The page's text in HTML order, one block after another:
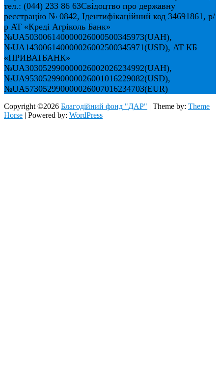
тел.: (044) 233 86 63Свідоцтво про державну
реєстрацію № 0842, Ідентифікаційний код 34691861, р/
р АТ «Креді Агріколь Банк»
№UA503006140000026000500345973(UAH),
№UA143006140000026002500345971(USD), АТ КБ
«ПРИВАТБАНК»
№UA303052990000026002026234992(UAH),
№UA953052990000026001016229082(USD),
№UA573052990000026007016234703(EUR)
Copyright ©2026 Благодійний фонд "ДАР" | Theme by: Theme
Horse | Powered by: WordPress